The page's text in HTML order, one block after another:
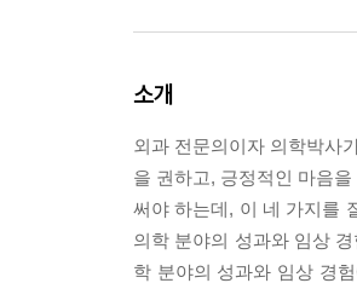
소개
외과 전문의이자 의학박사
을 권하고, 긍정적인 마음
써야 하는데, 이 네 가지를
의학 분야의 성과와 임상
학 분야의 성과와 임상 경